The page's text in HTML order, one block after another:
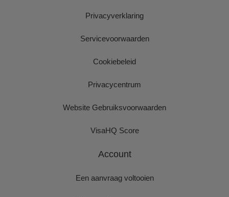
Privacyverklaring
Servicevoorwaarden
Cookiebeleid
Privacycentrum
Website Gebruiksvoorwaarden
VisaHQ Score
Account
Een aanvraag voltooien